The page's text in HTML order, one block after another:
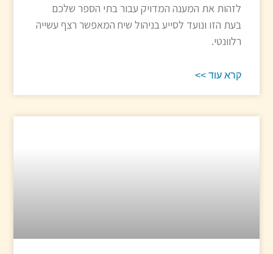
לזהות את המענה המדויק עבור בתי הספר שלכם
בעת הזו ונועד לסייע בניהול שיח המאפשר רצף עשייה
רלוונטי.
קרא עוד >>